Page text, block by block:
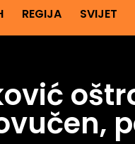
REGIJA SVIJET